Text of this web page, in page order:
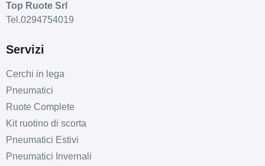
Top Ruote Srl
Tel.0294754019
Servizi
Cerchi in lega
Pneumatici
Ruote Complete
Kit ruotino di scorta
Pneumatici Estivi
Pneumatici Invernali